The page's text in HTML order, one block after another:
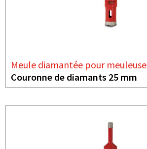
Meule diamantée pour meuleuse
Couronne de diamants 25 mm